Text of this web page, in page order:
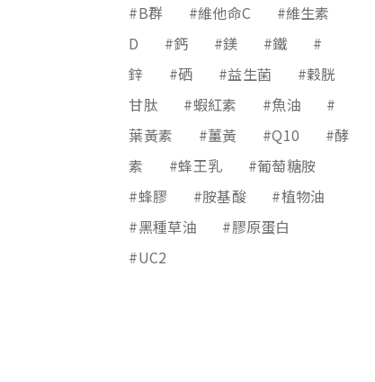
#B群 #維他命C
#維生素
D
#鈣 #鎂 #鐵
#
鋅
#硒 #益生菌
#穀胱
甘肽
#蝦紅素 #魚油
#
葉黃素
#薑黃 #Q10
#酵
素
#蜂王乳
#葡萄糖胺
#蜂膠
#胺基酸
#植物油
#黑種草油
#膠原蛋白
#UC2